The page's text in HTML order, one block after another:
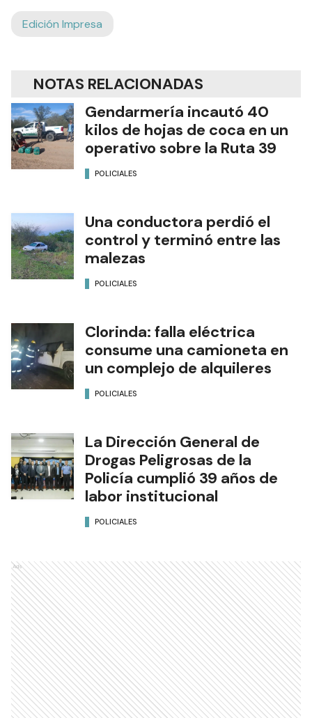
Edición Impresa
NOTAS RELACIONADAS
Gendarmería incautó 40
kilos de hojas de coca en un
operativo sobre la Ruta 39
POLICIALES
Una conductora perdió el
control y terminó entre las
malezas
POLICIALES
Clorinda: falla eléctrica
consume una camioneta en
un complejo de alquileres
POLICIALES
La Dirección General de
Drogas Peligrosas de la
Policía cumplió 39 años de
labor institucional
POLICIALES
Ads